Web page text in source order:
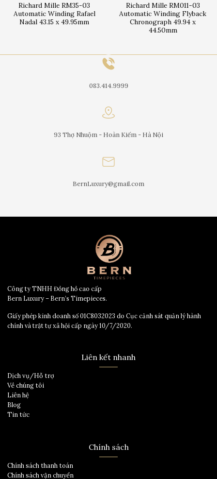
Richard Mille RM35-03
Automatic Winding Rafael
Nadal 43.15 x 49.95mm
Richard Mille RM011-03
Automatic Winding Flyback
Chronograph 49.94 x
44.50mm
083.414.9999
93 Thợ Nhuộm - Hoàn Kiếm - Hà Nội
BernLuxury@gmail.com
Công ty TNHH Đồng hồ cao cấp
Bern Luxury – Bern’s Timepieces.
Giấy phép kinh doanh số 01C8032023 do Cục cảnh sát quản lý hành
chính và trật tự xã hội cấp ngày 10/7/2020.
Liên kết nhanh
Dịch vụ/Hỗ trợ
Về chúng tôi
Liên hệ
Blog
Tin tức
Chính sách
Chính sách thanh toán
Chính sách vận chuyển